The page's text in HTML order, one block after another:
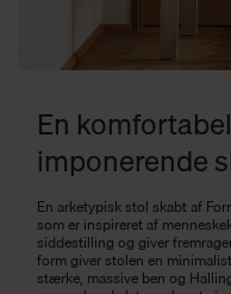
En
imponerende
En arketypisk stol skabt af
som er inspireret af
siddestilling og giver
form giver stolen en
stærke, massive ben og